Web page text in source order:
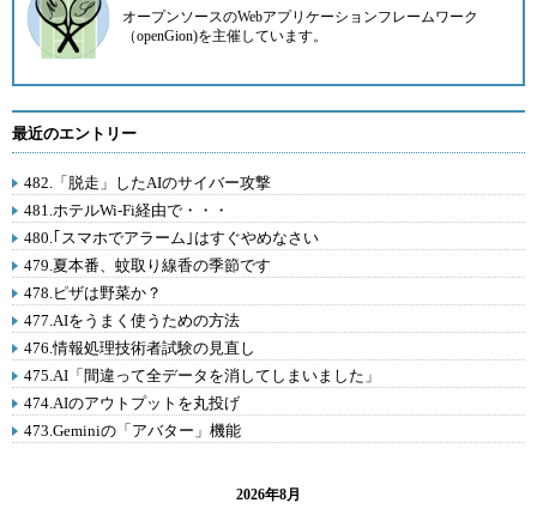
オープンソースのWebアプリケーションフレームワーク
（openGion)を主催しています。
最近のエントリー
482.「脱走」したAIのサイバー攻撃
481.ホテルWi-Fi経由で・・・
480.｢スマホでアラーム｣はすぐやめなさい
479.夏本番、蚊取り線香の季節です
478.ピザは野菜か？
477.AIをうまく使うための方法
476.情報処理技術者試験の見直し
475.AI「間違って全データを消してしまいました」
474.AIのアウトプットを丸投げ
473.Geminiの「アバター」機能
2026年8月